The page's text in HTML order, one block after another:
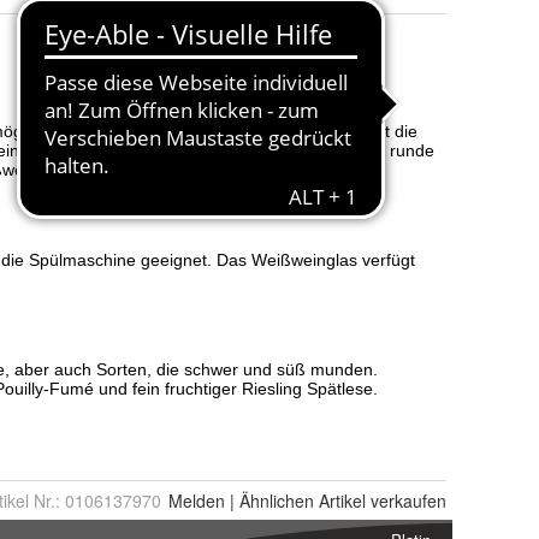
Nr.: 0106137970 Melden | Ähnlichen Artikel verkaufen